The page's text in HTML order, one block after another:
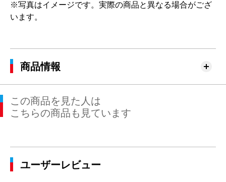
※写真はイメージです。実際の商品と異なる場合がござ
います。
商品情報
この商品を見た人は
こちらの商品も見ています
ユーザーレビュー